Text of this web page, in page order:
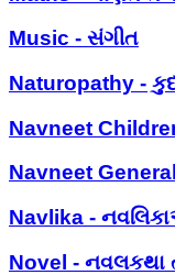
Music - સંગીત
Naturopathy -
Navneet
Navneet
Navlika -
Novel - નવલકથા